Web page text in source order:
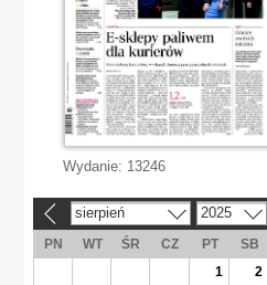
Wydanie: 13246
sierpień 2025
PN WT ŚR CZ PT SB
1
2